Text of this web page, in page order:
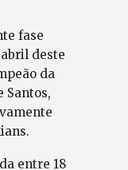
fase
deste
da
Santos,
entre 18